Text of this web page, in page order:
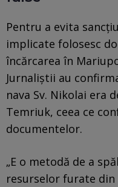
Pentru a evita
implicate folosesc
încărcarea în
Jurnaliștii au
nava Sv. Nikolai era
Temriuk, ceea ce
documentelor.
„E o metodă de a
resurselor furate din